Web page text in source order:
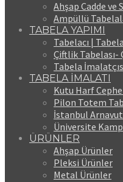
Ahşap Cadde
Ampüllü
TABELA YAPIMI
Tabelacı |
Çiftlik Tabelası-
Tabela
TABELA İMALATI
Kutu Harf
Pilon Totem
İstanbul
Üniversite
ÜRÜNLER
Ahşap Ürünler
Pleksi Ürünler
Metal Ürünler